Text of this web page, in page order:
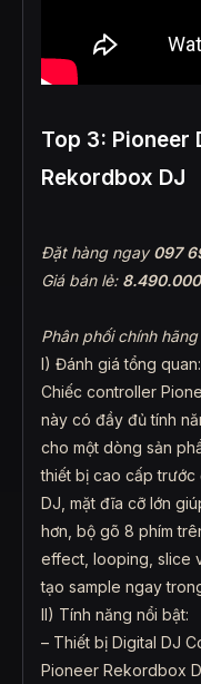
Top 3: Pioneer
Rekordbox DJ
Đặt hàng ngay097
Giá bán lẻ:
Phân phối chính
I) Đánh giá tổng quan:
Chiếc controller
này có đầy đủ tính
cho một dòng sản
thiết bị cao cấp
DJ, mặt đĩa cỡ lớn
hơn, bộ gõ 8 phím
effect, looping, slice
tạo sample ngay
II) Tính năng nổi bật:
– Thiết bị Digital DJ
Pioneer Rekordbox